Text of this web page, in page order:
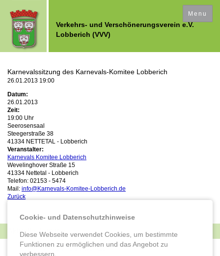
Verkehrs- und Verschönerungsverein e.V.
Lobberich (VVV)
Menu
Karnevalssitzung des Karnevals-Komitee Lobberich
26.01.2013 19:00
Datum:
26.01.2013
Zeit:
19:00 Uhr
Seerosensaal
Steegerstraße 38
41334 NETTETAL - Lobberich
Veranstalter:
Karnevals Komitee Lobberich
Wevelinghover Straße 15
41334 Nettetal - Lobberich
Telefon: 02153 - 5474
Mail: info@Karnevals-Komitee-Lobberich.de
Zurück
Aktuelle Termine
15.08.2026 17:00 Liv(f)e am Wenkbüll
Cookie- und Datenschutzhinweise
Diese Webseite verwendet Cookies, um bestimmte
Funktionen zu ermöglichen und das Angebot zu
verbessern.
Vorstand
Ferkesmarkt
Insektenhotel
Jahreshaupt- versammlung
Adventsmarkt
Ferkesmarkt
500 Jahre Marktrechte
Historische Ansichten
Verleihung des Werner-Jaeger-Preises
Presseberichte "Werner Jaeger"
Literatut über Lobberich
C Sanduhrtafeln
Presseberichte "Werner Jaeger"
Presseberichte Tag des Offenen Dekmals 2011
Presseberichte über den Wenkbüll
Presseberichte über den neuen (alten) Markt